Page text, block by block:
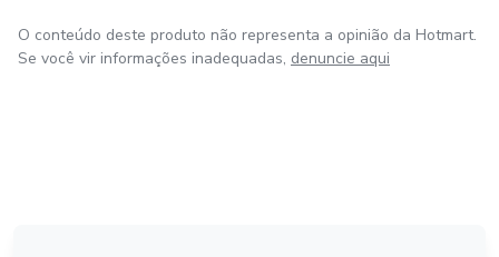
O conteúdo deste produto não representa a opinião da Hotmart.
Se você vir informações inadequadas, denuncie aqui